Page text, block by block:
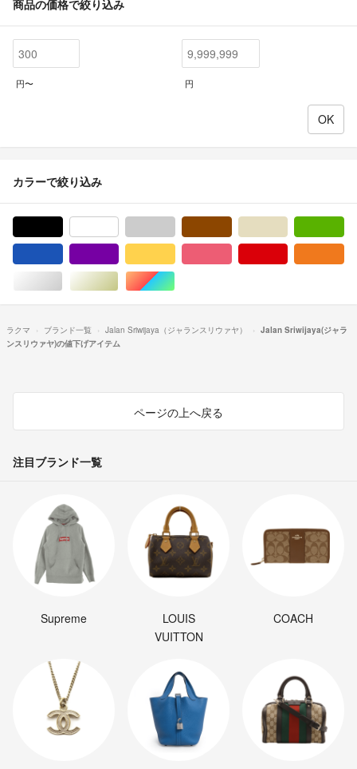
商品の価格で絞り込み
円〜 円
カラーで絞り込み
シルバー/銀色系ゴールド/金色系マルチカラー
ラクマ ブランド一覧 Jalan Sriwijaya（ジャランスリウァヤ）
Jalan Sriwijaya(ジャラ
ンスリウァヤ)の値下げアイテム
ページの上へ戻る
注目ブランド一覧
Supreme
LOUIS
VUITTON
COACH